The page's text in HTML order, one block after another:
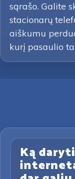
sąrašo. Galite
stacionarų
aiškumu
kurį pasaulio
Ką